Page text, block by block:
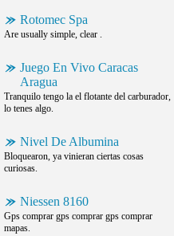
Rotomec Spa
Are usually simple, clear .
Juego En Vivo Caracas
Aragua
Tranquilo tengo la el flotante del carburador,
lo tenes algo.
Nivel De Albumina
Bloquearon, ya vinieran ciertas cosas
curiosas.
Niessen 8160
Gps comprar gps comprar gps comprar
mapas.